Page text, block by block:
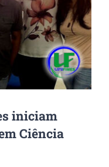
iniciam
Ciência